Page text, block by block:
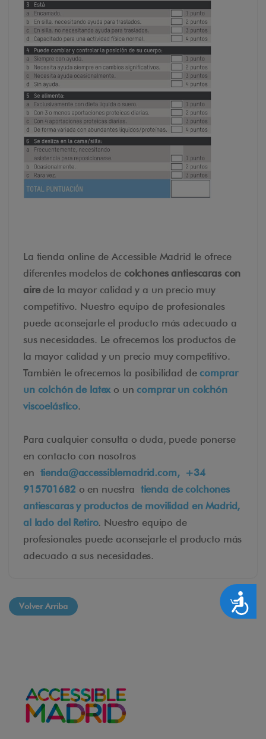
Accesibilidad
La tienda online de Accessible Madrid le ofrece
diferentes modelos de colchones antiescaras con
airede la mayor calidad y a un precio muy
competitivo. Nuestro equipo de profesionales
puede aconsejarle el producto más adecuado a
sus necesidades. Le ofrecemos los productos de
la mayor calidad y un precio muy competitivo.
También le ofrecemos la posibilidad decomprar
un colchón de latex o un comprar un colchón
viscoelástico.
Para cualquier consulta o duda, puede ponerse
en contacto con nosotros
en tienda@accessiblemadrid.com, +34
915701682 o en nuestra tienda de colchones
antiescaras y productos de movilidad en Madrid,
al lado del Retiro. Nuestro equipo de
profesionales puede aconsejarle el producto más
adecuado a sus necesidades.
Volver Arriba